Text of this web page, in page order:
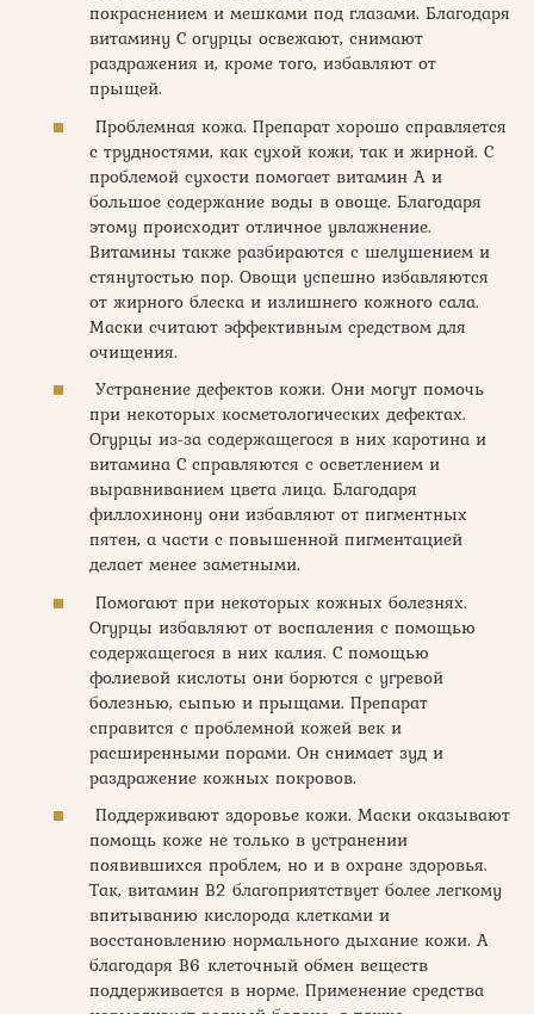
покраснением и мешками под глазами. Благодаря
витамину С огурцы освежают, снимают
раздражения и, кроме того, избавляют от
прыщей.
Проблемная кожа. Препарат хорошо справляется
с трудностями, как сухой кожи, так и жирной. С
проблемой сухости помогает витамин А и
большое содержание воды в овоще. Благодаря
этому происходит отличное увлажнение.
Витамины также разбираются с шелушением и
стянутостью пор. Овощи успешно избавляются
от жирного блеска и излишнего кожного сала.
Маски считают эффективным средством для
очищения.
Устранение дефектов кожи. Они могут помочь
при некоторых косметологических дефектах.
Огурцы из-за содержащегося в них каротина и
витамина С справляются с осветлением и
выравниванием цвета лица. Благодаря
филлохинону они избавляют от пигментных
пятен, а части с повышенной пигментацией
делает менее заметными.
Помогают при некоторых кожных болезнях.
Огурцы избавляют от воспаления с помощью
содержащегося в них калия. С помощью
фолиевой кислоты они борются с угревой
болезнью, сыпью и прыщами. Препарат
справится с проблемной кожей век и
расширенными порами. Он снимает зуд и
раздражение кожных покровов.
Поддерживают здоровье кожи. Маски оказывают
помощь коже не только в устранении
появившихся проблем, но и в охране здоровья.
Так, витамин В2 благоприятствует более легкому
впитыванию кислорода клетками и
восстановлению нормального дыхание кожи. А
благодаря В6 клеточный обмен веществ
поддерживается в норме. Применение средства